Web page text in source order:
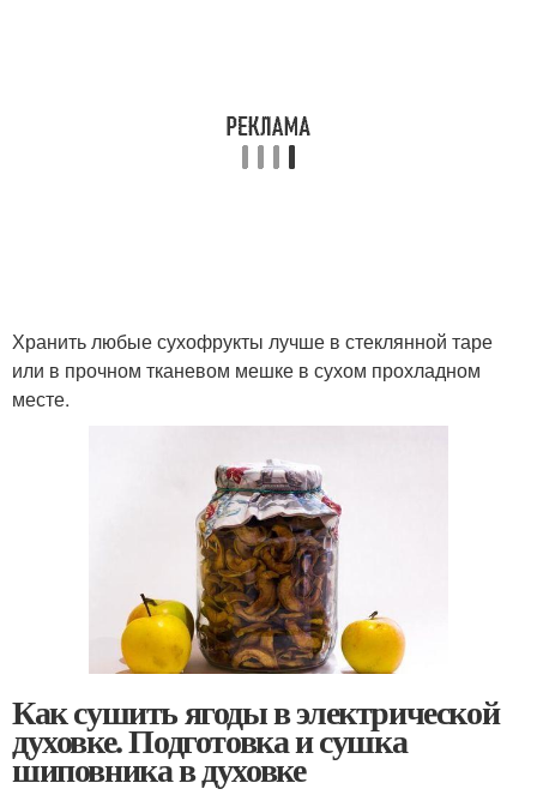
Хранить любые сухофрукты лучше в стеклянной таре
или в прочном тканевом мешке в сухом прохладном
месте.
Как сушить ягоды в электрической
духовке. Подготовка и сушка
шиповника в духовке